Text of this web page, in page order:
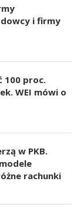
i firmy
100 proc.
WEI mówi o
w PKB.
rachunki